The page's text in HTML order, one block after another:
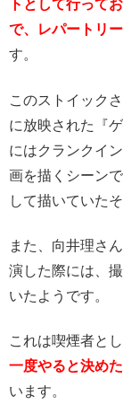
トとして行って
で、レパートリ
す。
このストイック
に放映された『
にはクランクイ
画を描くシーン
して描いていたそ
また、向井理さ
演した際には、
いたようです。
これは喫煙者と
一度やると決め
います。